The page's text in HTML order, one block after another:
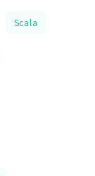
Scala